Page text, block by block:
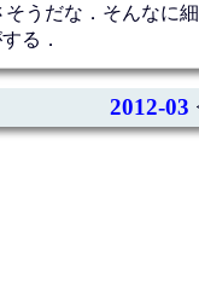
そうだな．そんなに
る．
2012-03